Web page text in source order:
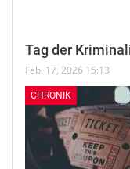
Tag der
Feb. 17, 2026 15:13
CHRONIK